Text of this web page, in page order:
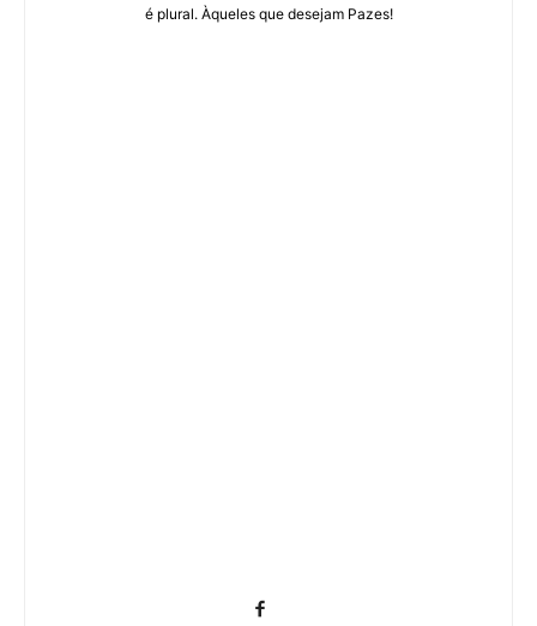
é plural. Àqueles que desejam Pazes!